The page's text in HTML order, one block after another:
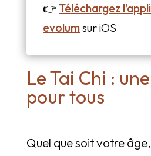
👉Téléchargez
evolumsur iOS
Le Tai Chi :
pour tous
Quel que soit votre